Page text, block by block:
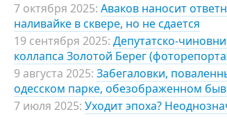
7 октября 2025: Аваков наносит
наливайке в сквере, но не сдается
19 сентября 2025: Депутатско-
коллапса Золотой Берег
9 августа 2025: Забегаловки,
одесском парке, обезображенном
7 июля 2025: Уходит эпоха?